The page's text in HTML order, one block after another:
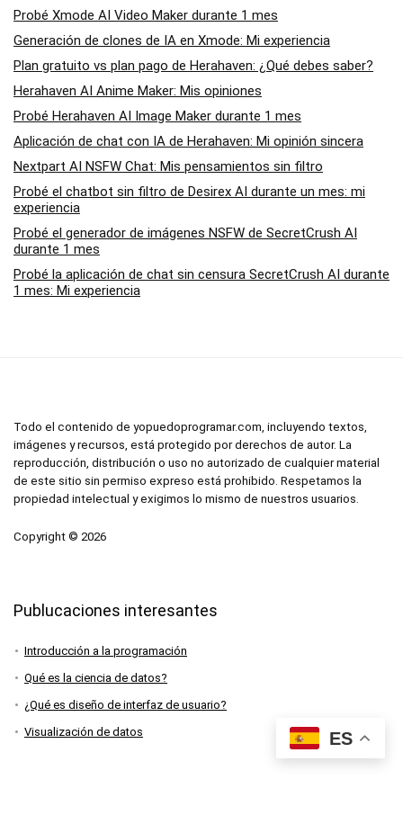
Probé Xmode AI Video Maker durante 1 mes
Generación de clones de IA en Xmode: Mi experiencia
Plan gratuito vs plan pago de Herahaven: ¿Qué debes saber?
Herahaven AI Anime Maker: Mis opiniones
Probé Herahaven AI Image Maker durante 1 mes
Aplicación de chat con IA de Herahaven: Mi opinión sincera
Nextpart AI NSFW Chat: Mis pensamientos sin filtro
Probé el chatbot sin filtro de Desirex AI durante un mes: mi
experiencia
Probé el generador de imágenes NSFW de SecretCrush AI
durante 1 mes
Probé la aplicación de chat sin censura SecretCrush AI durante
1 mes: Mi experiencia
Todo el contenido de yopuedoprogramar.com, incluyendo textos,
imágenes y recursos, está protegido por derechos de autor. La
reproducción, distribución o uso no autorizado de cualquier material
de este sitio sin permiso expreso está prohibido. Respetamos la
propiedad intelectual y exigimos lo mismo de nuestros usuarios.
Copyright © 2026
Publucaciones interesantes
Introducción a la programación
Qué es la ciencia de datos?
¿Qué es diseño de interfaz de usuario?
Visualización de datos
ES